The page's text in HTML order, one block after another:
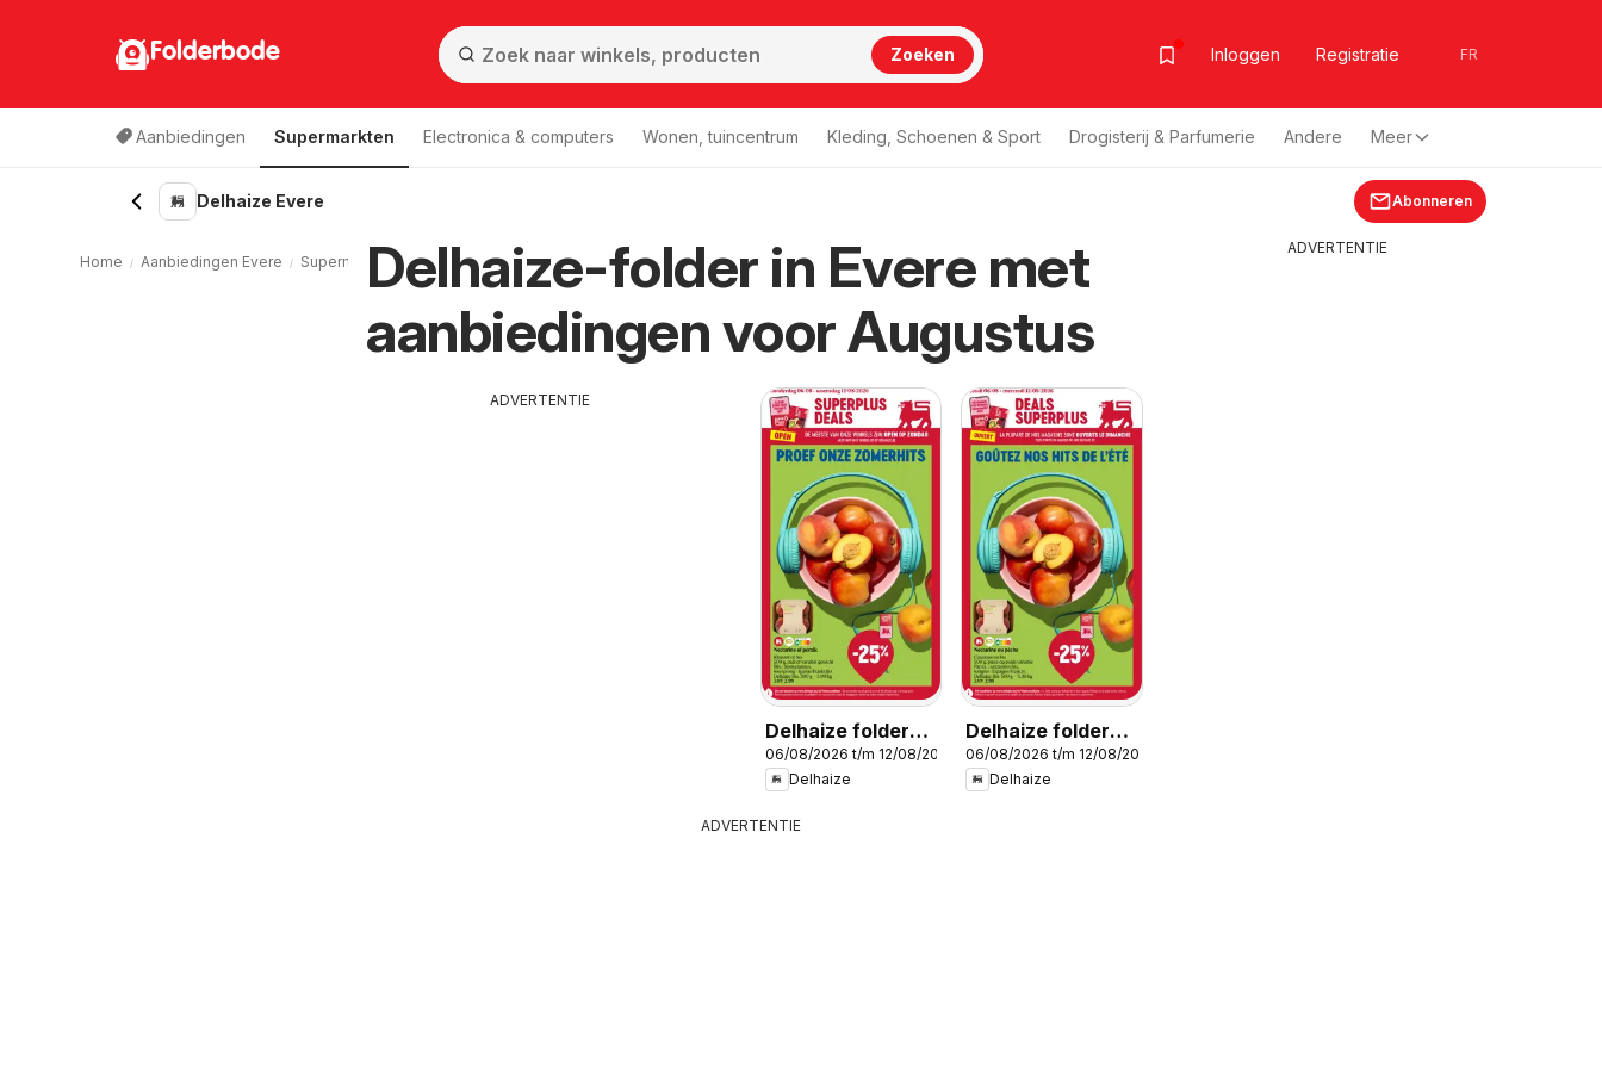
Folderbode Zoeken Inloggen Registratie FR
Aanbiedingen Supermarkten Electronica & computers Wonen, tuincentrum Kleding, Schoenen & Sport Drogisterij & Parfumerie Andere Meer
Delhaize Evere Abonneren
Delhaize-folder in Evere met
aanbiedingen voor Augustus
ADVERTENTIE
Delhaize folder
week 32
06/08/2026 t/m 12/08/2026
Delhaize
Delhaize folder
semaine 32
06/08/2026 t/m 12/08/2026
Delhaize
ADVERTENTIE
Home Aanbiedingen Evere Supermarkten Evere Delhaize Evere
ADVERTENTIE